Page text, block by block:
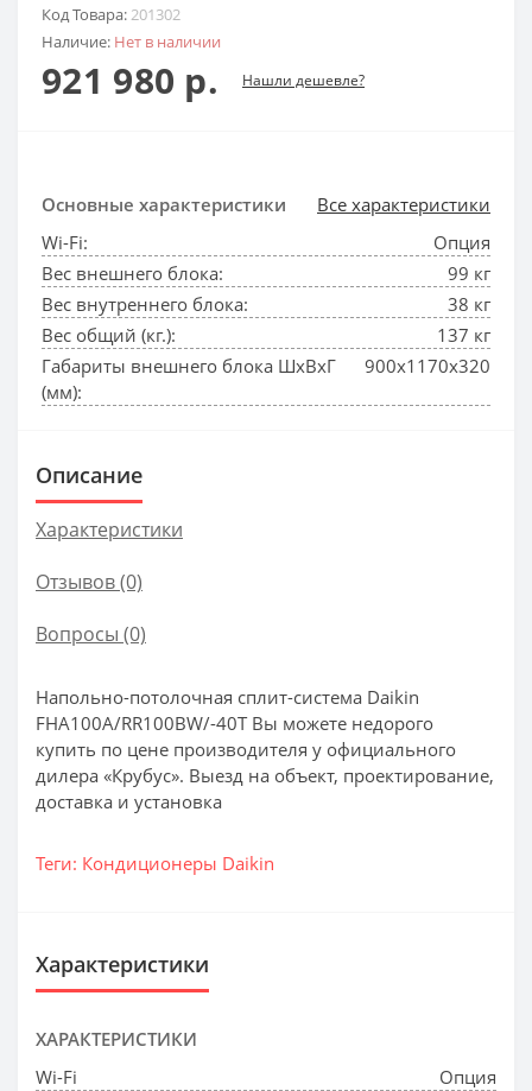
Код Товара:201302
Наличие: Нет в наличии
921 980 р. Нашли дешевле?
Основные характеристики
Все характеристики
Wi-Fi:
Опция
Вес внешнего блока:
99 кг
Вес внутреннего блока:
38 кг
Вес общий (кг.):
137 кг
Габариты внешнего блока ШхВхГ
(мм):
900x1170x320
Описание
Характеристики
Отзывов (0)
Вопросы (0)
Напольно-потолочная сплит-система Daikin
FHA100A/RR100BW/-40T Вы можете недорого
купить по цене производителя у официального
дилера «Крубус». Выезд на объект, проектирование,
доставка и установка
Теги: Кондиционеры Daikin
Характеристики
ХАРАКТЕРИСТИКИ
Wi-Fi
Опция